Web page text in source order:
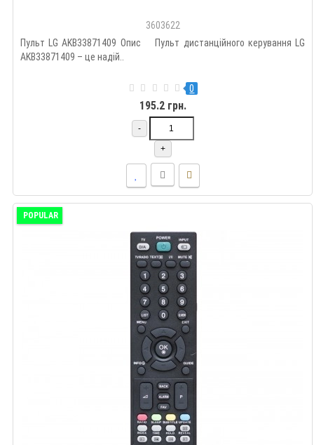
3603622
Пульт LG AKB33871409 Опис Пульт дистанційного керування LG
AKB33871409 – це надій..
0
195.2 грн.
-
+
POPULAR